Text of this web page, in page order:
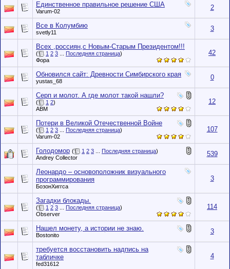
Единственное правильное решение США
Varum-02 2
Все в Колумбию
svetly11 3
Всех ,россиян,с Новым-Старым Президентом!!!
( 1 2 3 Последняя страница)
Фора
42
Обновился сайт: Древности Симбирского края
yustas_68 0
Серп и молот. А где молот такой нашли?
( 1 2)
АВМ
12
Потери в Великой Отечественной Войне
( 1 2 3 Последняя страница)
Varum-02
107
Голодомор ( 1 2 3 Последняя страница)
Andrey Collector
539
Леонардо – основоположник визуального
программирования
БозонХиггса
3
Загадки блокады.
( 1 2 3 Последняя страница)
Observer
114
Нашел монету, а истории не знаю.
Bostonito 3
требуется восстановить надпись на
табличке
fed31612
4